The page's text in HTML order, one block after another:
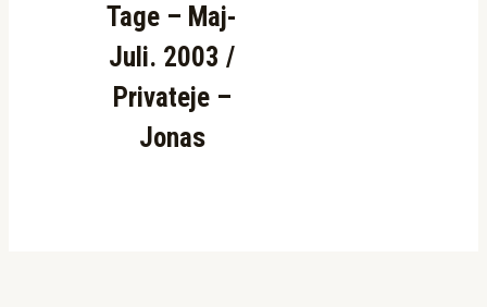
Tage – Maj-
Juli. 2003 /
Privateje –
Jonas